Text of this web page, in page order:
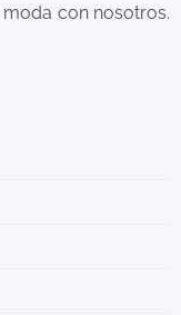
con nosotros.